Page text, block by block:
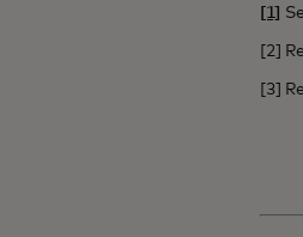
[1]
[2]
[3]